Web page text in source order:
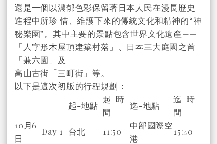
還是一個以濃郁色彩保留著日本人民在漫長歷史
進程中所珍 惜、維護下來的傳統文化和精神的“神
秘樂園”。其中主要的景點包含世界文化遺產——
「人字形木屋頂建築村落」、日本三大庭園之首
「兼六園」及
高山古街「三町街」等。
以下是這次初版的行程規劃：
起-地點
起-時
間
迄-地點
迄-時
間
10月6
日
Day 1 台北 11:50
中部國際空
港
15:40